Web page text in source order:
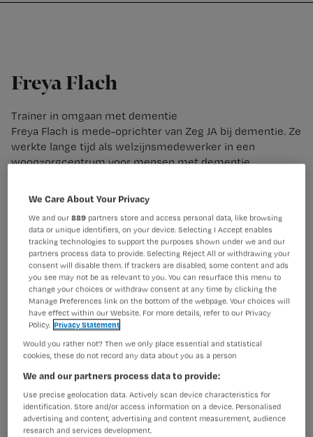
Nursing
Freya Flach
Trainer in omgaan met dementie
Freya Flach is mede-oprichter van Zeg JA bij dementie. Ze
werkte lange tijd als welzijnsmedewerker in een
woonzorgcentrum voor mensen met dementie.
en improvisatietrainer en startte zij mijn bedrijf Go!
Impro. Hierin geeft zij trainingen en workshops waarmee
ze spelenderwijs de wereld wil veranderen. Ze kijkt graag
naar wat er wél kan in de zorg!
We Care About Your Privacy
We and our889 partners store and access personal data, like browsing
data or unique identifiers, on your device. Selecting I Accept enables
tracking technologies to support the purposes shown under we and our
partners process data to provide. Selecting Reject All or withdrawing your
consent will disable them. If trackers are disabled, some content and ads
you see may not be as relevant to you. You can resurface this menu to
change your choices or withdraw consent at any time by clicking the
Manage Preferences link on the bottom of the webpage. Your choices will
have effect within our Website. For more details, refer to our Privacy
Policy. Privacy Statement
Would you rather not? Then we only place essential and statistical
cookies, these do not record any data about you as a person
We and our partners process data to provide:
Use precise geolocation data. Actively scan device characteristics for
identification. Store and/or access information on a device. Personalised
advertising and content, advertising and content measurement, audience
research and services development.